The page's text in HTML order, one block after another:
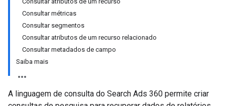
Consultar métricas
Consultar segmentos
Consultar atributos de um recurso relacionado
Consultar metadados de campo
Saiba mais
A linguagem de consulta do Search Ads 360 permite criar